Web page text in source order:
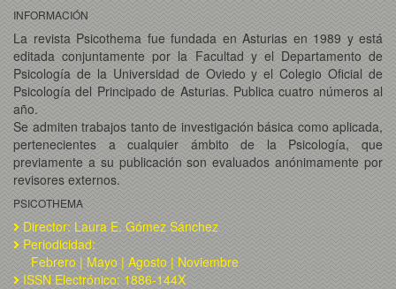
INFORMACIÓN
La revista Psicothema fue fundada en Asturias en 1989 y está
editada conjuntamente por la Facultad y el Departamento de
Psicología de la Universidad de Oviedo y el Colegio Oficial de
Psicología del Principado de Asturias. Publica cuatro números al
año.
Se admiten trabajos tanto de investigación básica como aplicada,
pertenecientes a cualquier ámbito de la Psicología, que
previamente a su publicación son evaluados anónimamente por
revisores externos.
PSICOTHEMA
Director: Laura E. Gómez Sánchez
Periodicidad:
Febrero | Mayo | Agosto | Noviembre
ISSN Electrónico: 1886-144X